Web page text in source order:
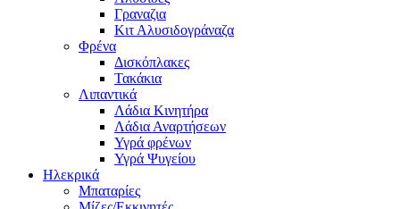
Γραναζια
Κιτ Αλυσιδογράναζα
Φρένα
Δισκόπλακες
Τακάκια
Λιπαντικά
Λάδια Κινητήρα
Λάδια Αναρτήσεων
Υγρά φρένων
Υγρά Ψυγείου
Ηλεκρικά
Μπαταρίες